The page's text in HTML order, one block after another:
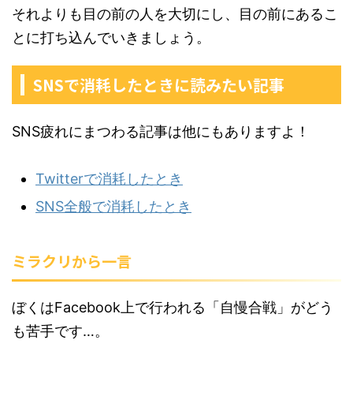
それよりも目の前の人を大切にし、目の前にあるこ
とに打ち込んでいきましょう。
SNSで消耗したときに読みたい記事
SNS疲れにまつわる記事は他にもありますよ！
Twitterで消耗したとき
SNS全般で消耗したとき
ミラクリから一言
ぼくはFacebook上で行われる「自慢合戦」がどう
も苦手です…。